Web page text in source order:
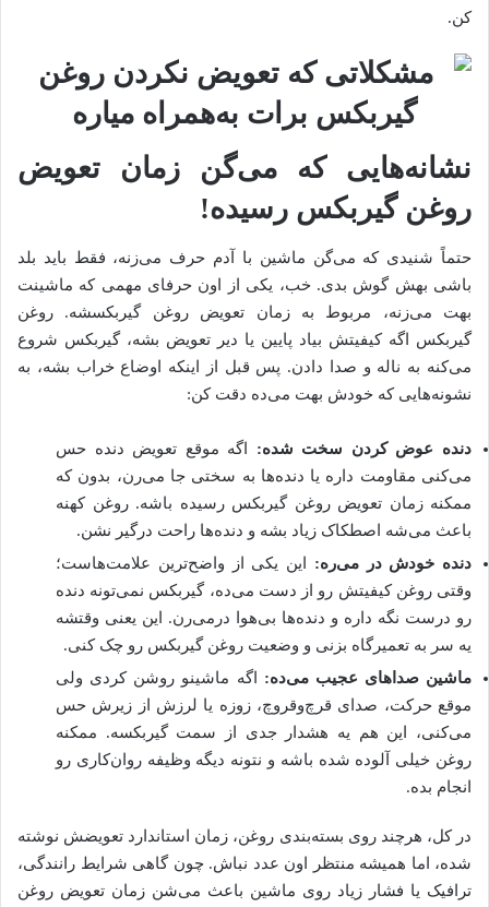
کن.
نشانه‌هایی که می‌گن زمان تعویض
روغن گیربکس رسیده!
حتماً شنیدی که می‌گن ماشین با آدم حرف می‌زنه، فقط باید بلد
باشی بهش گوش بدی. خب، یکی از اون حرفای مهمی که ماشینت
بهت می‌زنه، مربوط به زمان تعویض روغن گیربکسشه. روغن
گیربکس اگه کیفیتش بیاد پایین یا دیر تعویض بشه، گیربکس شروع
می‌کنه به ناله و صدا دادن. پس قبل از اینکه اوضاع خراب بشه، به
نشونه‌هایی که خودش بهت می‌ده دقت کن:
دنده‌ عوض کردن سخت شده:
اگه موقع تعویض دنده حس
می‌کنی مقاومت داره یا دنده‌ها به سختی جا می‌رن، بدون که
ممکنه زمان تعویض روغن گیربکس رسیده باشه. روغن کهنه
باعث می‌شه اصطکاک زیاد بشه و دنده‌ها راحت درگیر نشن.
دنده خودش در می‌ره:
این یکی از واضح‌ترین علامت‌هاست؛
وقتی روغن کیفیتش رو از دست می‌ده، گیربکس نمی‌تونه دنده
رو درست نگه داره و دنده‌ها بی‌هوا درمی‌رن. این یعنی وقتشه
یه سر به تعمیرگاه بزنی و وضعیت روغن گیربکس رو چک کنی.
ماشین صداهای عجیب می‌ده:
اگه ماشینو روشن کردی ولی
موقع حرکت، صدای قرچ‌وقروچ، زوزه یا لرزش از زیرش حس
می‌کنی، این هم یه هشدار جدی از سمت گیربکسه. ممکنه
روغن خیلی آلوده شده باشه و نتونه دیگه وظیفه روان‌کاری رو
انجام بده.
در کل، هرچند روی بسته‌بندی روغن، زمان استاندارد تعویضش نوشته
شده، اما همیشه منتظر اون عدد نباش. چون گاهی شرایط رانندگی،
ترافیک یا فشار زیاد روی ماشین باعث می‌شن زمان تعویض روغن